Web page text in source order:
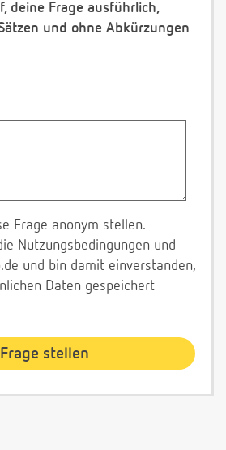
deine Frage ausführlich,
und ohne Abkürzungen
Frage anonym stellen.
Nutzungsbedingungen und
und bin damit einverstanden,
Daten gespeichert